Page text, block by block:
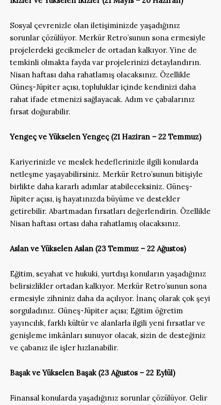
Sosyal çevrenizle olan iletişiminizde yaşadığınız
sorunlar çözülüyor. Merkür Retro’sunun sona ermesiyle
projelerdeki gecikmeler de ortadan kalkıyor. Yine de
temkinli olmakta fayda var projelerinizi detaylandırın.
Nisan haftası daha rahatlamış olacaksınız. Özellikle
Güneş-Jüpiter açısı, topluluklar içinde kendinizi daha
rahat ifade etmenizi sağlayacak. Adım ve çabalarınız
fırsat doğurabilir.
Yengeç ve Yükselen Yengeç (21 Haziran – 22 Temmuz)
Kariyerinizle ve meslek hedeflerinizle ilgili konularda
netleşme yaşayabilirsiniz. Merkür Retro’sunun bitişiyle
birlikte daha kararlı adımlar atabileceksiniz. Güneş-
Jüpiter açısı, iş hayatınızda büyüme ve destekler
getirebilir. Abartmadan fırsatları değerlendirin. Özellikle
Nisan haftası ortası daha rahatlamış olacaksınız.
Aslan ve Yükselen Aslan (23 Temmuz – 22 Ağustos)
Eğitim, seyahat ve hukuki, yurtdışı konuların yaşadığınız
belirsizlikler ortadan kalkıyor. Merkür Retro’sunun sona
ermesiyle zihniniz daha da açılıyor. İnanç olarak çok şeyi
sorguladınız. Güneş-Jüpiter açısı; Eğitim öğretim
yayıncılık, farklı kültür ve alanlarla ilgili yeni fırsatlar ve
genişleme imkânları sunuyor olacak, sizin de desteğiniz
ve çabanız ile işler hızlanabilir.
Başak ve Yükselen Başak (23 Ağustos – 22 Eylül)
Finansal konularda yaşadığınız sorunlar çözülüyor. Gelir